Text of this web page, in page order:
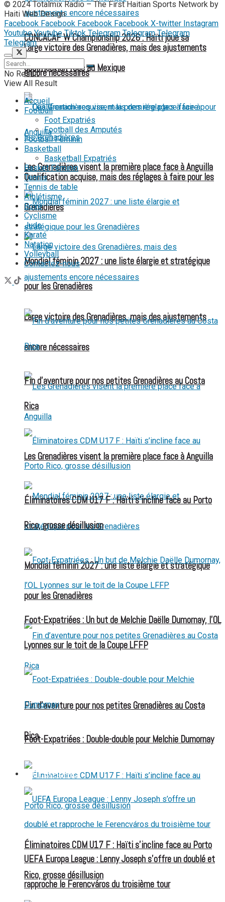
CONCACAF W Championship 2026 : Haïti joue sa
qualification face au Mexique
Qualification acquise, mais des réglages à faire pour les
Grenadières
Large victoire des Grenadières, mais des ajustements
encore nécessaires
Les Grenadières visent la première place face à Anguilla
Mondial féminin 2027 : une liste élargie et stratégique
pour les Grenadières
Fin d’aventure pour nos petites Grenadières au Costa
Rica
Éliminatoires CDM U17 F : Haïti s’incline face au Porto
Rico, grosse désillusion
Large victoire des Grenadières, mais des ajustements
encore nécessaires
Les Grenadières visent la première place face à Anguilla
Mondial féminin 2027 : une liste élargie et stratégique
pour les Grenadières
Fin d’aventure pour nos petites Grenadières au Costa
Rica
Éliminatoires CDM U17 F : Haïti s’incline face au Porto
Rico, grosse désillusion
Foot-Expatriées : Un but de Melchie Daëlle Dumornay, l’OL
Lyonnes sur le toit de la Coupe LFFP
Foot-Expatriées : Double-double pour Melchie Dumornay
FOOT EXPATRIÉS
UEFA Europa League : Lenny Joseph s’offre un doublé et
rapproche le Ferencváros du troisième tour
© 2024 Totalmix Radio – The First Haitian Sports Network by
Haiti Web Design.
Facebook Facebook Facebook Facebook X-twitter Instagram
Youtube Youtube Tiktok Telegram Telegram Telegram
Telegram
No Result
View All Result
Accueil
Football
Foot Expatriés
Football des Amputés
Football Féminin
Basketball
Basketball Expatriés
Basket Féminin
Tennis
Tennis de table
Athlétisme
Boxe
Cyclisme
Judo
Karaté
Natation
Volleyball
Contactez-nous